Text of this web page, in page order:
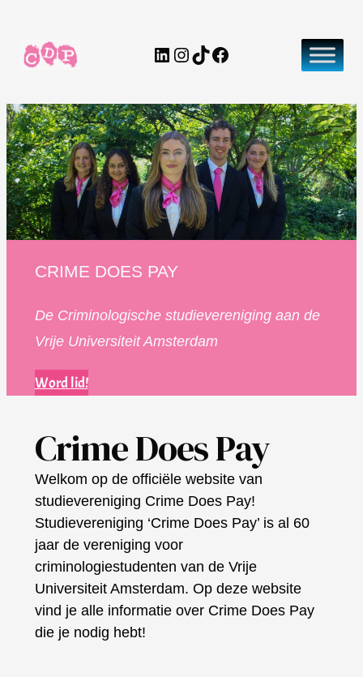
naar
LinkedIn
Instagram
TikTok
Facebook
CRIME DOES PAY
De Criminologische studievereniging aan de
Vrije UniversiteitAmsterdam
Word lid!
Crime Does Pay
Welkom op de officiële website van
studievereniging Crime Does Pay!
Studievereniging ‘Crime Does Pay’ is al 60
jaar de vereniging voor
criminologiestudenten van de Vrije
Universiteit Amsterdam. Op deze website
vind je alle informatie over Crime Does Pay
die je nodig hebt!